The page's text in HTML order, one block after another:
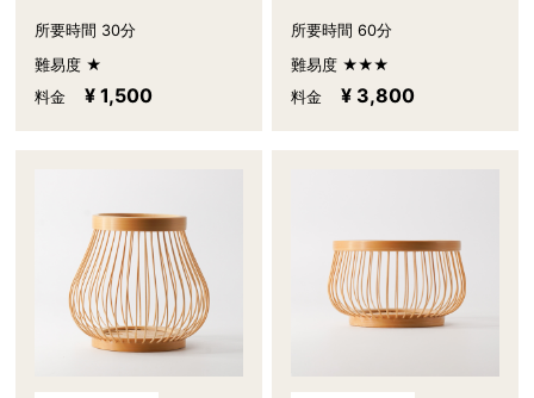
所要時間 30分
難易度 ★
料金
¥ 1,500
所要時間 60分
難易度 ★★★
料金
¥ 3,800